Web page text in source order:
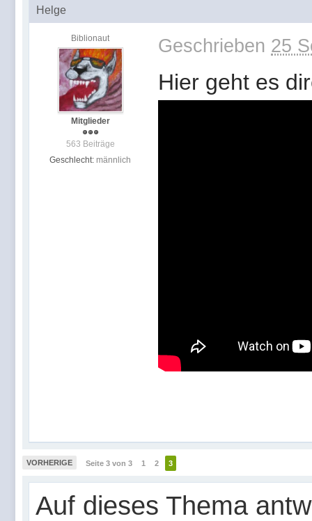
Helge
Biblionaut
Mitglieder
563 Beiträge
Geschlecht: männlich
Geschrieben 25
Hier geht es
VORHERIGE Seite 3 von 3 1 2 3
Auf dieses Thema